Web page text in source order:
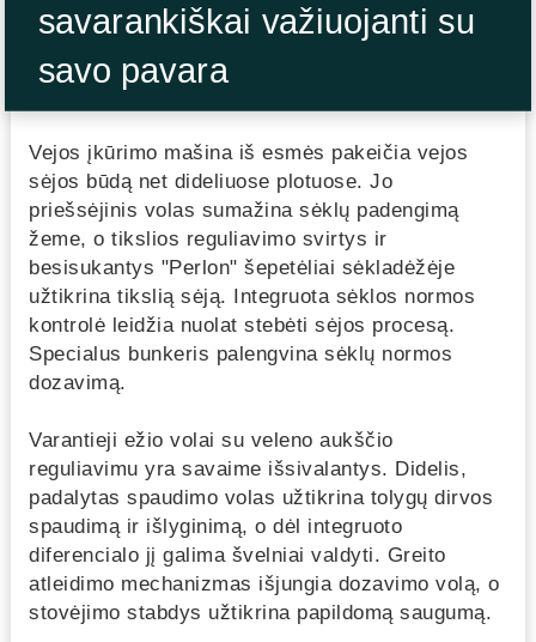
savarankiškai važiuojanti su
savo pavara
Vejos įkūrimo mašina iš esmės pakeičia vejos
sėjos būdą net dideliuose plotuose. Jo
priešsėjinis volas sumažina sėklų padengimą
žeme, o tikslios reguliavimo svirtys ir
besisukantys "Perlon" šepetėliai sėkladėžėje
užtikrina tikslią sėją. Integruota sėklos normos
kontrolė leidžia nuolat stebėti sėjos procesą.
Specialus bunkeris palengvina sėklų normos
dozavimą.
Varantieji ežio volai su veleno aukščio
reguliavimu yra savaime išsivalantys. Didelis,
padalytas spaudimo volas užtikrina tolygų dirvos
spaudimą ir išlyginimą, o dėl integruoto
diferencialo jį galima švelniai valdyti. Greito
atleidimo mechanizmas išjungia dozavimo volą, o
stovėjimo stabdys užtikrina papildomą saugumą.